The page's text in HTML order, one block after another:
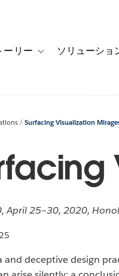
製品
ーリー Toggle sub-navigation
ソリューショ
Surfacing Visualization
April 25–30, 2020,
and deceptive design